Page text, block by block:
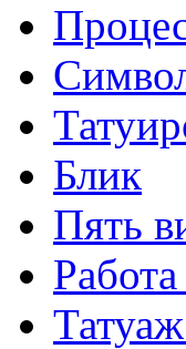
Блик
Пять